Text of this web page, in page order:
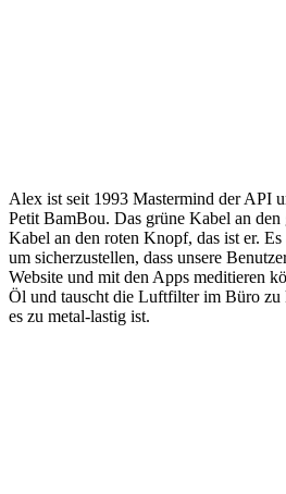
Alex ist seit 1993 Mastermind der API
Petit BamBou. Das grüne Kabel an
Kabel an den roten Knopf, das ist er.
um sicherzustellen, dass unsere
Website und mit den Apps meditieren
Öl und tauscht die Luftfilter im Büro zu
es zu metal-lastig ist.